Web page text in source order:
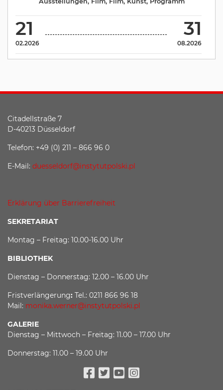
21
02.2026
31
08.2026
Citadellstraße 7
D-40213 Düsseldorf
Telefon: +49 (0) 211 – 866 96 0
E-Mail: duesseldorf@instytutpolski.pl
Erklärung über Barrierefreiheit
SEKRETARIAT
Montag – Freitag: 10.00-16.00 Uhr
BIBLIOTHEK
Dienstag – Donnerstag: 12.00 – 16.00 Uhr
Fristverlängerung: Tel.: 0211 866 96 18
Mail: monika.werner@instytutpolski.pl
GALERIE
Dienstag – Mittwoch – Freitag: 11.00 – 17.00 Uhr
Donnerstag: 11.00 – 19.00 Uhr